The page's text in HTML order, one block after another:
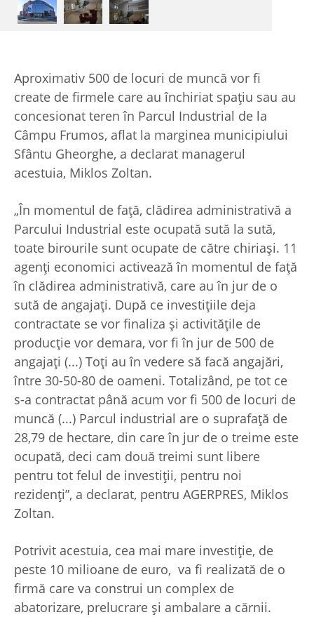
Aproximativ 500 de locuri de muncă vor fi
create de firmele care au închiriat spaţiu sau au
concesionat teren în Parcul Industrial de la
Câmpu Frumos, aflat la marginea municipiului
Sfântu Gheorghe, a declarat managerul
acestuia, Miklos Zoltan.
„În momentul de faţă, clădirea administrativă a
Parcului Industrial este ocupată sută la sută,
toate birourile sunt ocupate de către chiriaşi. 11
agenţi economici activează în momentul de faţă
în clădirea administrativă, care au în jur de o
sută de angajaţi. După ce investiţiile deja
contractate se vor finaliza şi activităţile de
producţie vor demara, vor fi în jur de 500 de
angajaţi (...) Toţi au în vedere să facă angajări,
între 30-50-80 de oameni. Totalizând, pe tot ce
s-a contractat până acum vor fi 500 de locuri de
muncă (...) Parcul industrial are o suprafaţă de
28,79 de hectare, din care în jur de o treime este
ocupată, deci cam două treimi sunt libere
pentru tot felul de investiţii, pentru noi
rezidenţi”, a declarat, pentru AGERPRES, Miklos
Zoltan.
Potrivit acestuia, cea mai mare investiţie, de
peste 10 milioane de euro, va fi realizată de o
firmă care va construi un complex de
abatorizare, prelucrare şi ambalare a cărnii.